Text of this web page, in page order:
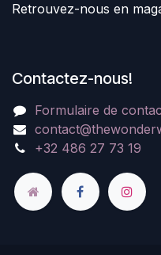
Retrouvez-nous en
Contactez-nous!
Formulaire de
+32 486 27 73 19